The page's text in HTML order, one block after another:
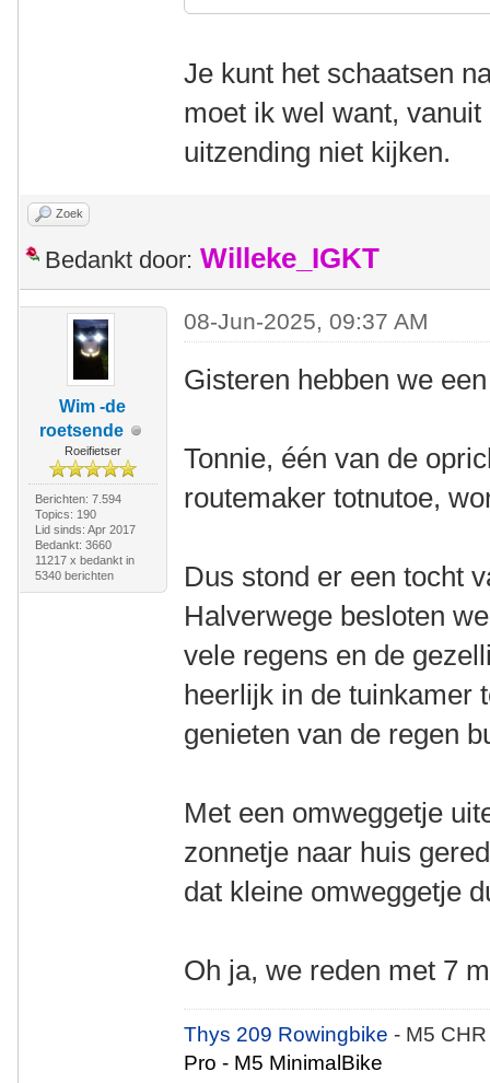
Je kunt het schaatsen
moet ik wel want,
uitzending niet kijken.
Zoek
Bedankt door: Willeke_IGKT
Wim -de
roetsende
Roeifietser
Berichten: 7.594
Topics: 190
Lid sinds: Apr 2017
Bedankt: 3660
11217 x bedankt in
5340 berichten
08-Jun-2025, 09:37 AM
Gisteren hebben we
Tonnie, één van de
routemaker totnutoe,
Dus stond er een tocht
Halverwege besloten
vele regens en de
heerlijk in de tuinkamer
genieten van de regen
Met een omweggetje
zonnetje naar huis
dat kleine omweggetje
Oh ja, we reden met 7
Thys 209 Rowingbike- M5
Pro - M5 MinimalBike